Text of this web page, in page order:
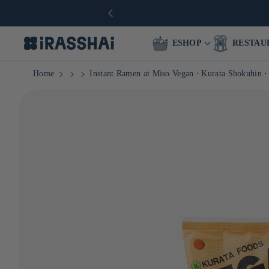
ESHOP
Home Instant Ramen at Miso Vegan ⋅ Kurata Shokuhin